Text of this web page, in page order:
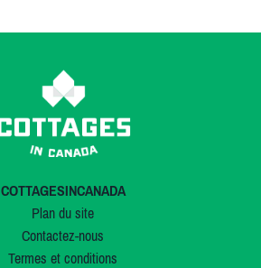
COTTAGESINCANADA
Plan du site
Contactez-nous
Termes et conditions